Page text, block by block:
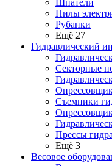
Шпатели
Пилы
Рубанки
Ещё 27
Гидравлический
Секторные
Съемники
Прессы
Ещё 3
Весовое